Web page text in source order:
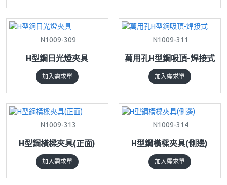
N1009-309
H型鋼日光燈夾具
加入需求單
N1009-311
萬用孔H型鋼吸頂-焊接式
加入需求單
N1009-313
H型鋼橫樑夾具(正面)
加入需求單
N1009-314
H型鋼橫樑夾具(側邊)
加入需求單